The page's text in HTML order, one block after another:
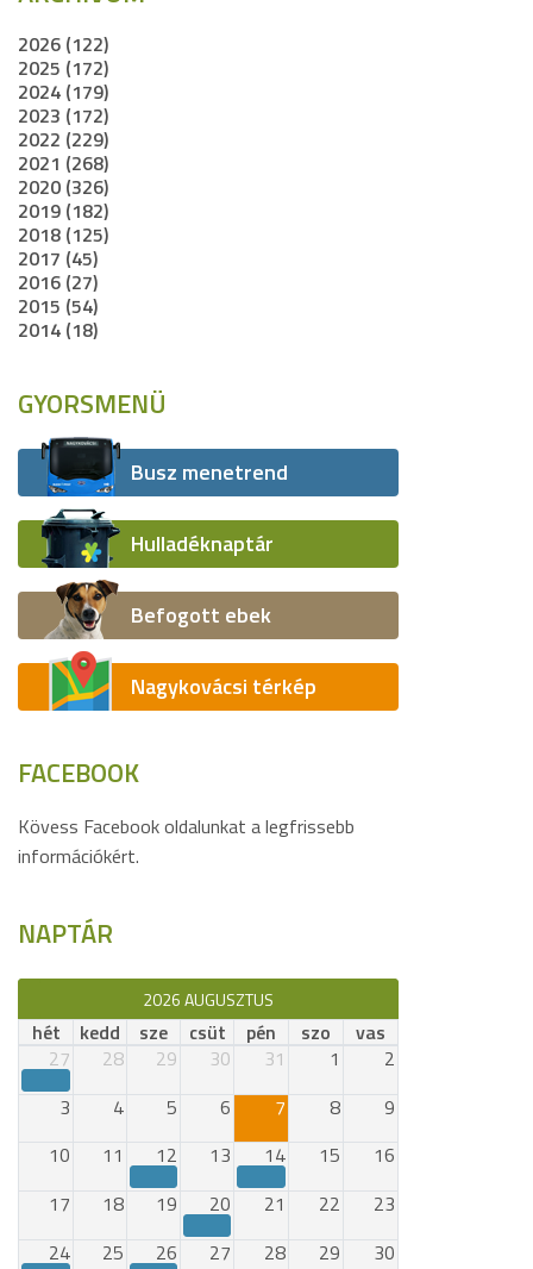
2026 (122)
2025 (172)
2024 (179)
2023 (172)
2022 (229)
2021 (268)
2020 (326)
2019 (182)
2018 (125)
2017 (45)
2016 (27)
2015 (54)
2014 (18)
GYORSMENÜ
Busz menetrend
Hulladéknaptár
Befogott ebek
Nagykovácsi térkép
FACEBOOK
Kövess Facebook oldalunkat a legfrissebb
információkért.
NAPTÁR
2026 AUGUSZTUS
hét kedd sze csüt pén szo
vas
27
28 29 30 31 1
2
3
4 5 6 7 8
9
10
11 12 13 14 15
16
17
18 19 20 21 22
23
24
25 26 27 28 29
30